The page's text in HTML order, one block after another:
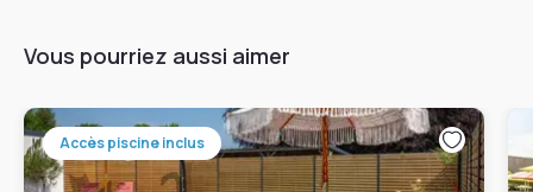
Vous pourriez aussi aimer
Accès piscine inclus